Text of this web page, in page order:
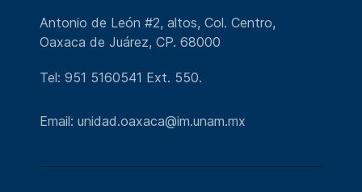
Antonio de León #2, altos, Col. Centro,
Oaxaca de Juárez, CP. 68000
Tel: 951 5160541 Ext. 550.
Email: unidad.oaxaca@im.unam.mx